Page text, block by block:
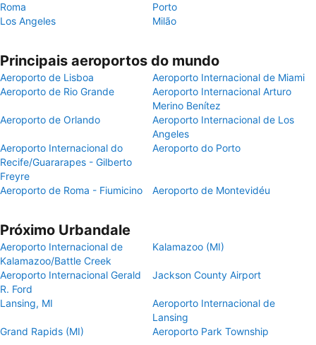
Roma
Porto
Los Angeles
Milão
Principais aeroportos do mundo
Aeroporto de Lisboa
Aeroporto Internacional de Miami
Aeroporto de Rio Grande
Aeroporto Internacional Arturo
Merino Benítez
Aeroporto de Orlando
Aeroporto Internacional de Los
Angeles
Aeroporto Internacional do
Recife/Guararapes - Gilberto
Freyre
Aeroporto do Porto
Aeroporto de Roma - Fiumicino Aeroporto de Montevidéu
Próximo Urbandale
Aeroporto Internacional de
Kalamazoo/Battle Creek
Kalamazoo (MI)
Aeroporto Internacional Gerald
R. Ford
Jackson County Airport
Lansing, MI
Aeroporto Internacional de
Lansing
Grand Rapids (MI)
Aeroporto Park Township